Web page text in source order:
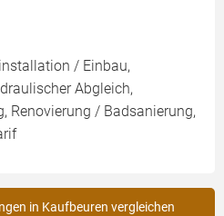
/ Einbau,
Abgleich,
Renovierung / Badsanierung,
in Kaufbeuren vergleichen